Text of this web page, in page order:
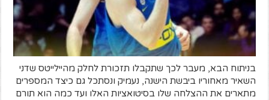
בניתוח הבא, מעבר לכך שתקבלו תזכורת לחלק מהיילייטס שדני
השאיר מאחוריו ביבשת הישנה, נעמיק ונסתכל גם כיצד המספרים
מתארים את ההצלחה שלו בסיטואציות האלו ועד כמה הוא תורם